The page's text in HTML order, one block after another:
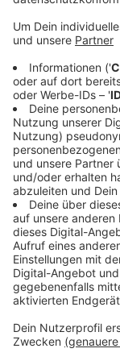
Anzeige
Mit der Aktion
für die Vereine -
mit ihren
bewerben.
und jede
wieviel Geld
online per
Sonderpreis in
Stadtwerke
besonders
Anzeige